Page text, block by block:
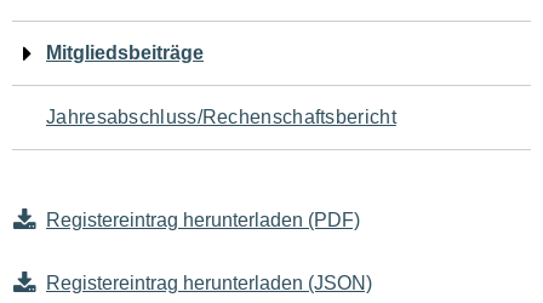
Mitgliedsbeiträge
Jahresabschluss/Rechenschaftsbericht
Registereintrag herunterladen (PDF)
Registereintrag herunterladen (JSON)